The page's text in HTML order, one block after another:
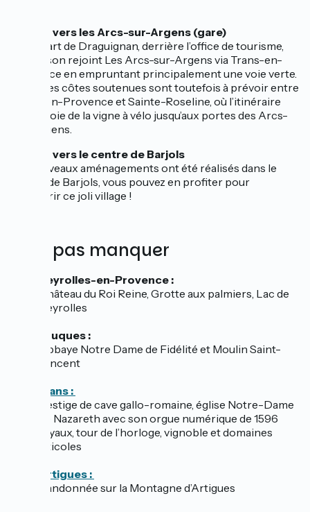
Liaison vers les Arcs-sur-Argens (gare)
Au départ de Draguignan, derrière l’office de tourisme,
une liaison rejoint Les Arcs-sur-Argens via Trans-en-
Provence en empruntant principalement une voie verte.
Quelques côtes soutenues sont toutefois à prévoir entre
Trans-en-Provence et Sainte-Roseline, où l’itinéraire
suit la Voie de la vigne à vélo jusqu’aux portes des Arcs-
sur-Argens.
Liaison vers le centre de Barjols
De nouveaux aménagements ont été réalisés dans le
centre de Barjols, vous pouvez en profiter pour
découvrir ce joli village !
À ne pas manquer
Peyrolles-en-Provence :
Château du Roi Reine, Grotte aux palmiers, Lac de
Peyrolles
Jouques :
Abbaye Notre Dame de Fidélité et Moulin Saint-
Vincent
Rians :
Vestige de cave gallo-romaine, église Notre-Dame
de Nazareth avec son orgue numérique de 1596
tuyaux, tour de l’horloge, vignoble et domaines
viticoles
Artigues :
Randonnée sur la Montagne d’Artigues